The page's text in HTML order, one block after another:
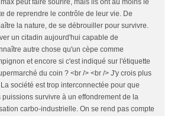
peut faire sourire, mais ils ont au moins le
de reprendre le contrôle de leur vie. De
la nature, de se débrouiller pour survivre.
un citadin aujourd'hui capable de
autre chose qu'un cèpe comme
et encore si c'est indiqué sur l'étiquette
du coin ? <br /> <br /> J'y crois plus
société est trop interconnectée pour que
puissions survivre à un effondrement de la
carbo-industrielle. On se rend pas compte